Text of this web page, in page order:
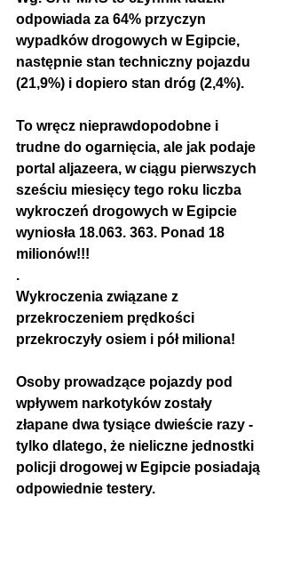
odpowiada za 64% przyczyn
wypadków drogowych w Egipcie,
następnie stan techniczny pojazdu
(21,9%) i dopiero stan dróg (2,4%).
To wręcz nieprawdopodobne i
trudne do ogarnięcia, ale jak podaje
portal aljazeera, w ciągu pierwszych
sześciu miesięcy tego roku liczba
wykroczeń drogowych w Egipcie
wyniosła 18.063. 363. Ponad 18
milionów!!!
.
Wykroczenia związane z
przekroczeniem prędkości
przekroczyły osiem i pół miliona!
Osoby prowadzące pojazdy pod
wpływem narkotyków zostały
złapane dwa tysiące dwieście razy -
tylko dlatego, że nieliczne jednostki
policji drogowej w Egipcie posiadają
odpowiednie testery.